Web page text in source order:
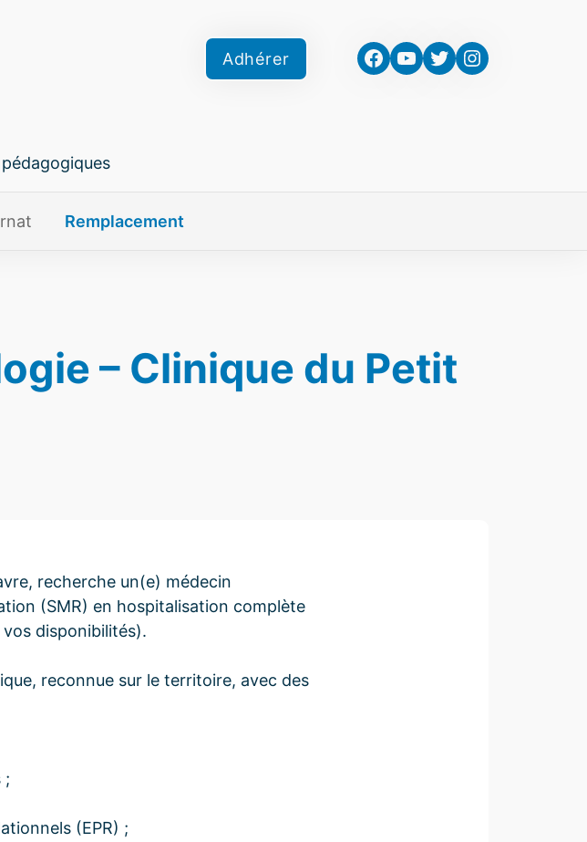
Adhérer Facebook
YouTube
TwitterInstagram
Remplacement
– Clinique du Petit
recherche un(e) médecin
(SMR) en hospitalisation complète
disponibilités).
reconnue sur le territoire, avec des
;
(EPR) ;